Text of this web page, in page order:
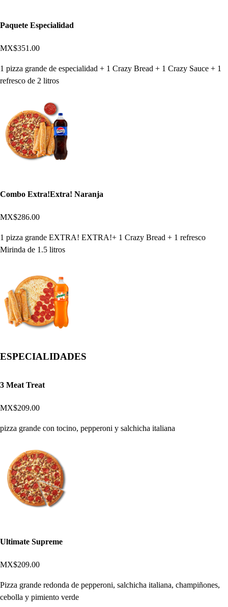
Paquete Especialidad
MX$351.00
1 pizza grande de especialidad + 1 Crazy Bread + 1 Crazy Sauce + 1
refresco de 2 litros
Combo Extra!Extra! Naranja
MX$286.00
1 pizza grande EXTRA! EXTRA!+ 1 Crazy Bread + 1 refresco
Mirinda de 1.5 litros
ESPECIALIDADES
3 Meat Treat
MX$209.00
pizza grande con tocino, pepperoni y salchicha italiana
Ultimate Supreme
MX$209.00
Pizza grande redonda de pepperoni, salchicha italiana, champiñones,
cebolla y pimiento verde